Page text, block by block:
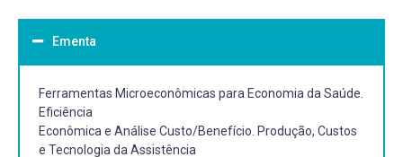
Ementa
Ferramentas Microeconômicas para Economia da Saúde.
Eficiência
Econômica e Análise Custo/Benefício. Produção, Custos
e Tecnologia da Assistência